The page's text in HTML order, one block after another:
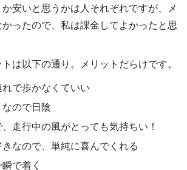
安いと思うかは人それぞれですが、メ
ったので、私は課金してよかったと思
は以下の通り。メリットだらけです。
で歩かなくていい
ので日陰
走行中の風がとっても気持ちい！
なので、単純に喜んでくれる
で着く